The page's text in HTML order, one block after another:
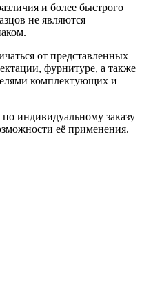
и более быстрого
не являются
от представленных
фурнитуре, а также
комплектующих и
индивидуальному заказу
её применения.